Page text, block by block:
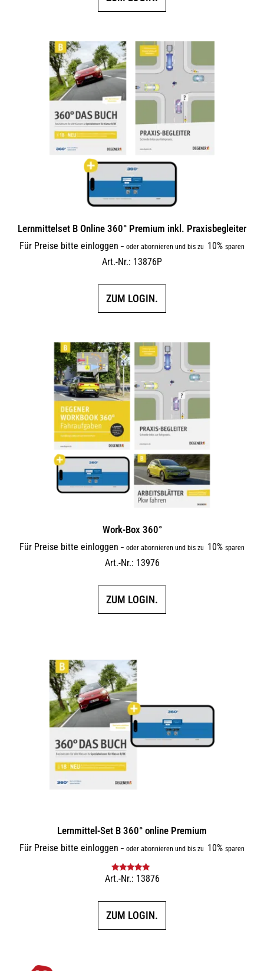
Lernmittelset B Online 360° Premium inkl. Praxisbegleiter
Für Preise bitte einloggen – oder abonnieren und bis zu 10% sparen
Art.-Nr.: 13876P
ZUM LOGIN.
Work-Box 360°
Für Preise bitte einloggen – oder abonnieren und bis zu 10% sparen
Art.-Nr.: 13976
ZUM LOGIN.
Lernmittel-Set B 360° online Premium
Für Preise bitte einloggen – oder abonnieren und bis zu 10% sparen
Bewertet mit
Art.-Nr.: 13876
ZUM LOGIN.